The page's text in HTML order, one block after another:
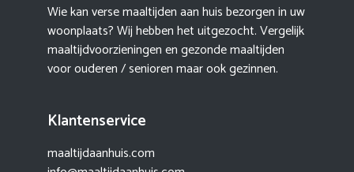
Wie kan verse maaltijden aan huis bezorgen in uw
woonplaats? Wij hebben het uitgezocht. Vergelijk
maaltijdvoorzieningen en gezonde maaltijden
voor ouderen / senioren maar ook gezinnen.
Klantenservice
maaltijdaanhuis.com